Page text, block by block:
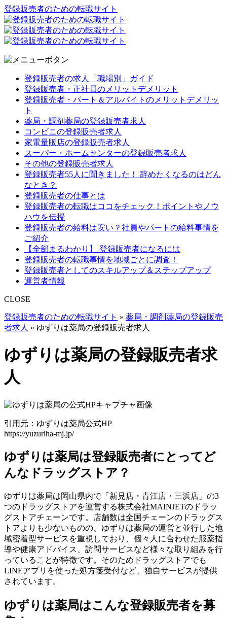
登録販売者のための転職サイト
登録販売者の求人「職場別」ガイド
登録販売者・正社員のメリットデメリット
登録販売者・パート＆アルバイトのメリットデメリッ
ト
薬局・調剤薬局の登録販売者求人
コンビニの登録販売者求人
家電量販店の登録販売者求人
スーパー・ホームセンターの登録販売者求人
その他の登録販売者求人
登録販売者55人に聞きました！ 辞めたくなるのはどん
なとき？
登録販売者の仕事とは
登録販売者の転職はココをチェック！ポイントやノウ
ハウを伝授
登録販売者の給料は安い？社員やパートの給料事情を
ご紹介
【全部まるわかり】 登録販売者になるには
登録販売者の転職事情を地域ごとに調査！
登録販売者としてのスキルアップ＆ステップアップ
運営者情報
CLOSE
登録販売者のための転職サイト » 薬局・調剤薬局の登録販売
者求人 » ゆずりは薬局の登録販売者求人
ゆずりは薬局の登録販売者求
人
引用元：ゆずりは薬局公式HP
https://yuzuriha-mj.jp/
ゆずりは薬局は登録販売者にとってど
んなドラッグストア？
ゆずりは薬局は岡山県内で「新見店・青江店・三浜店」の3
つのドラッグストアを運営する株式会社MAINJETのドラッ
グストアチェーンです。店舗数は全国チェーンのドラッグス
トアよりも少ないものの、ゆずりは薬局の運営と並行した地
域密着型サービスを重視しており、個々人に合わせた服薬指
導や健康アドバイス、訪問サービスなど様々な取り組みを行
っていることが特徴です。そのためドラッグストアでも
LINEアプリを使った処方箋受付など、独自サービスが提供
されています。
ゆずりは薬局はこんな登録販売者を募